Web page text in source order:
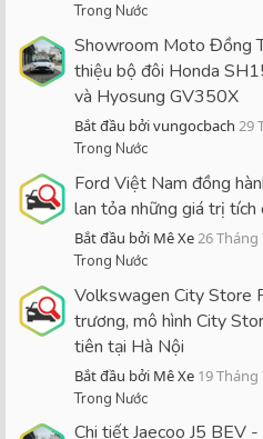
Trong Nước
Showroom Moto Đồng
thiệu bộ đôi Honda
và Hyosung GV350X
Bắt đầu bởi vungocbach 29
Trong Nước
Ford Việt Nam đồng
lan tỏa những giá trị tích
Bắt đầu bởi Mê Xe26 Tháng
Trong Nước
Volkswagen City Store
trương, mô hình City
tiên tại Hà Nội
Bắt đầu bởi Mê Xe 19 Tháng
Trong Nước
Chi tiết Jaecoo J5 BEV